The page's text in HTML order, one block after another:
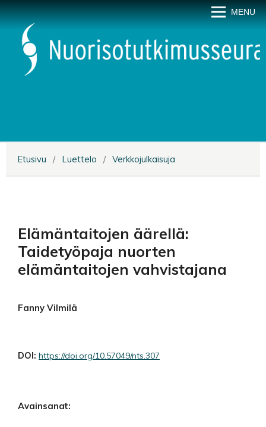
MENU
Etusivu / Luettelo / Verkkojulkaisuja
Elämäntaitojen äärellä:
Taidetyöpaja nuorten
elämäntaitojen vahvistajana
Fanny Vilmilä
DOI: https://doi.org/10.57049/nts.307
Avainsanat: